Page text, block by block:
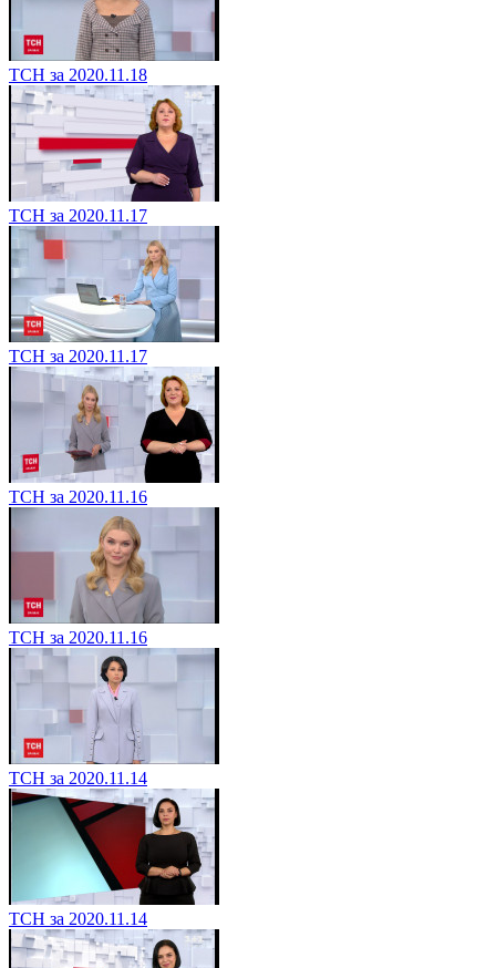
ТСН за 2020.11.18
ТСН за 2020.11.17
ТСН за 2020.11.17
ТСН за 2020.11.16
ТСН за 2020.11.16
ТСН за 2020.11.14
ТСН за 2020.11.14